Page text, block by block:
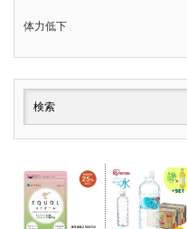
体力低下